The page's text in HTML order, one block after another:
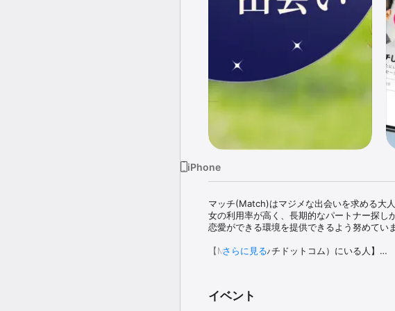
iPhone
マッチ(Match)はマジメな出会いを求める大
女の利用率が高く、長期的なパートナー探し
恋愛ができる環境を提供できるよう努めていま
【Match（マッチドットコム）にいる人】
さらに見る
イベント